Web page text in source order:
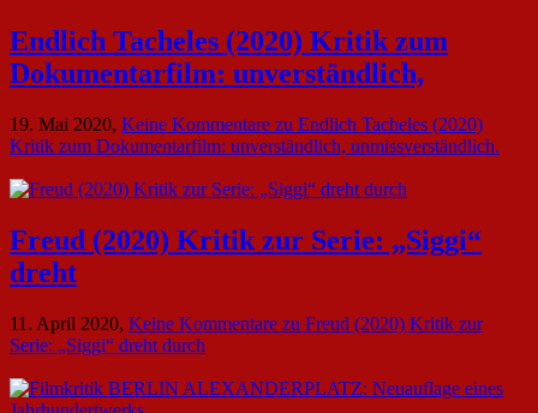
Endlich Tacheles (2020) Kritik zum
Dokumentarfilm: unverständlich,
19. Mai 2020, Keine Kommentare zu Endlich Tacheles (2020)
Kritik zum Dokumentarfilm: unverständlich, unmissverständlich.
Freud (2020) Kritik zur Serie: „Siggi“
dreht
11. April 2020, Keine Kommentare zu Freud (2020) Kritik zur
Serie: „Siggi“ dreht durch